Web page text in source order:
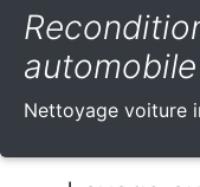
Nettoyage voiture